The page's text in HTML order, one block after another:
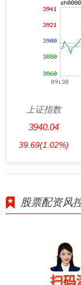
上证指数
3940.04
39.69(1.02%)
股票配资风